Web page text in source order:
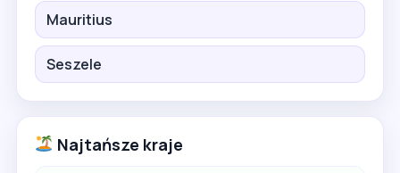
Mauritius
Seszele
Najtańsze kraje